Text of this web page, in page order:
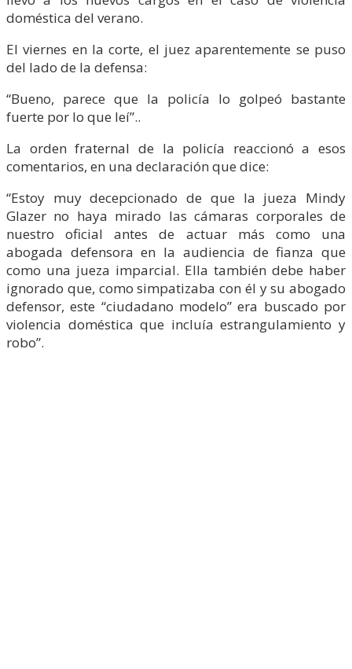
doméstica del verano.
El viernes en la corte, el juez aparentemente se puso
del lado de la defensa:
“Bueno, parece que la policía lo golpeó bastante
fuerte por lo que leí”..
La orden fraternal de la policía reaccionó a esos
comentarios, en una declaración que dice:
“Estoy muy decepcionado de que la jueza Mindy
Glazer no haya mirado las cámaras corporales de
nuestro oficial antes de actuar más como una
abogada defensora en la audiencia de fianza que
como una jueza imparcial. Ella también debe haber
ignorado que, como simpatizaba con él y su abogado
defensor, este “ciudadano modelo” era buscado por
violencia doméstica que incluía estrangulamiento y
robo”.